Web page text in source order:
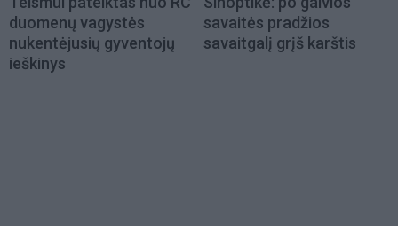
duomenų vagystės
nukentėjusių gyventojų
ieškinys
savaitės pradžios
savaitgalį grįš karštis